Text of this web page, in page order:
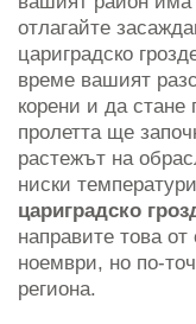
отлагайте
цариградско
време вашият
корени и да стане
пролетта ще
растежът на
ниски
цариградско
направите това
ноември, но по-
региона.